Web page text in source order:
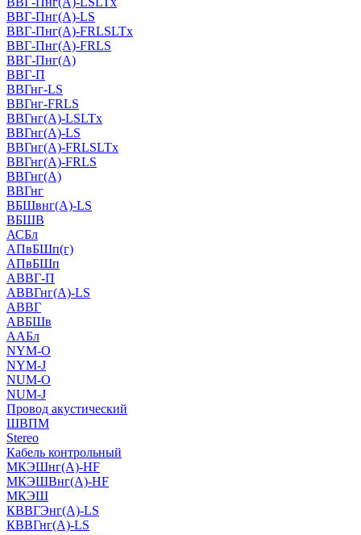
ВВГ-Пнг(А)-LS
ВВГ-Пнг(А)-FRLSLTx
ВВГ-Пнг(А)-FRLS
ВВГ-Пнг(А)
ВВГ-П
ВВГнг-LS
ВВГнг-FRLS
ВВГнг(А)-LSLTx
ВВГнг(А)-LS
ВВГнг(А)-FRLSLTx
ВВГнг(А)-FRLS
ВВГнг(А)
ВВГнг
ВБШвнг(А)-LS
ВБШВ
АСБл
АПвБШп(г)
АПвБШп
АВВГ-П
АВВГнг(А)-LS
АВВГ
АВБШв
ААБл
NYM-O
NYM-J
NUM-О
NUM-J
Провод акустический
ШВПМ
Stereo
Кабель контрольный
МКЭШнг(A)-HF
МКЭШВнг(А)-HF
МКЭШ
КВВГЭнг(А)-LS
КВВГнг(А)-LS